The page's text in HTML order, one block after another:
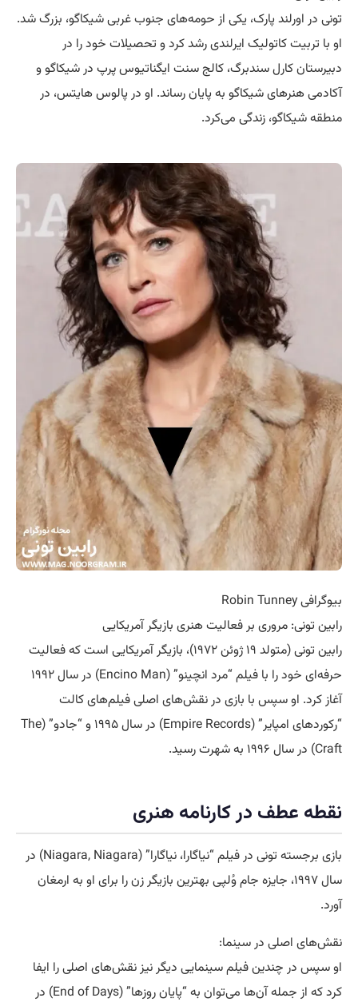
تونی در اورلند پارک، یکی از حومه‌های جنوب غربی شیکاگو، بزرگ شد.
او با تربیت کاتولیک ایرلندی رشد کرد و تحصیلات خود را در
دبیرستان کارل سندبرگ، کالج سنت ایگناتیوس پرپ در شیکاگو و
آکادمی هنرهای شیکاگو به پایان رساند. او در پالوس هایتس، در
منطقه شیکاگو، زندگی می‌کرد.
بیوگرافی Robin Tunney
رابین تونی: مروری بر فعالیت هنری بازیگر آمریکایی
رابین تونی (متولد ۱۹ ژوئن ۱۹۷۲)، بازیگر آمریکایی است که فعالیت
حرفه‌ای خود را با فیلم “مرد انچینو” (Encino Man) در سال ۱۹۹۲
آغاز کرد. او سپس با بازی در نقش‌های اصلی فیلم‌های کالت
“رکوردهای امپایر” (Empire Records) در سال ۱۹۹۵ و “جادو” (The
Craft) در سال ۱۹۹۶ به شهرت رسید.
نقطه عطف در کارنامه هنری
بازی برجسته تونی در فیلم “نیاگارا، نیاگارا” (Niagara, Niagara) در
سال ۱۹۹۷، جایزه جام وُلپی بهترین بازیگر زن را برای او به ارمغان
آورد.
نقش‌های اصلی در سینما:
او سپس در چندین فیلم سینمایی دیگر نیز نقش‌های اصلی را ایفا
کرد که از جمله آن‌ها می‌توان به “پایان روزها” (End of Days) در